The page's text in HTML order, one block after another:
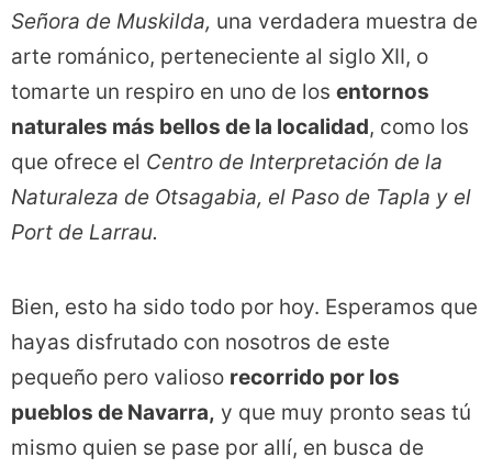
Señora de Muskilda, una verdadera muestra de
arte románico, perteneciente al siglo XII, o
tomarte un respiro en uno de los entornos
naturales más bellos de la localidad, como los
que ofrece el Centro de Interpretación de la
Naturaleza de Otsagabia, el Paso de Tapla y el
Port de Larrau.
Bien, esto ha sido todo por hoy. Esperamos que
hayas disfrutado con nosotros de este
pequeño pero valioso recorrido por los
pueblos de Navarra, y que muy pronto seas tú
mismo quien se pase por allí, en busca de